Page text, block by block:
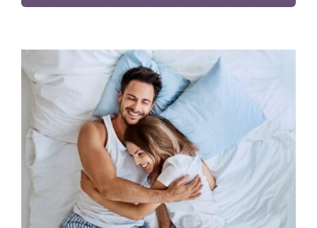
¿Es posible ejercitar el suelo
pélvico durante el sexo?
Piso Pélvico